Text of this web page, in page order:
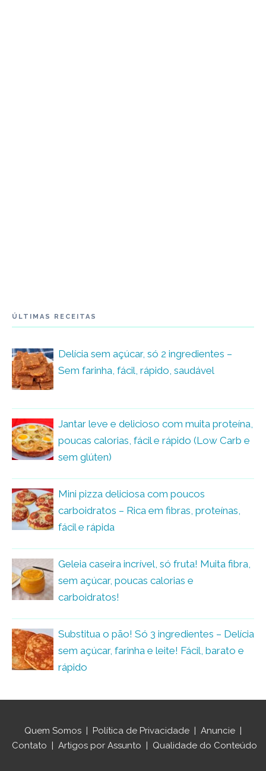
ÚLTIMAS RECEITAS
Delícia sem açúcar, só 2 ingredientes –
Sem farinha, fácil, rápido, saudável
Jantar leve e delicioso com muita proteína,
poucas calorias, fácil e rápido (Low Carb e
sem glúten)
Mini pizza deliciosa com poucos
carboidratos – Rica em fibras, proteínas,
fácil e rápida
Geleia caseira incrível, só fruta! Muita fibra,
sem açúcar, poucas calorias e
carboidratos!
Substitua o pão! Só 3 ingredientes – Delícia
sem açúcar, farinha e leite! Fácil, barato e
rápido
Quem Somos | Política de Privacidade | Anuncie |
Contato | Artigos por Assunto | Qualidade do Conteúdo